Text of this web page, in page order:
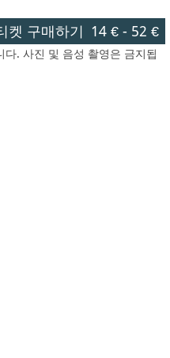
켓 구매하기 14 €- 52 €
. 사진 및 음성 촬영은 금지됩